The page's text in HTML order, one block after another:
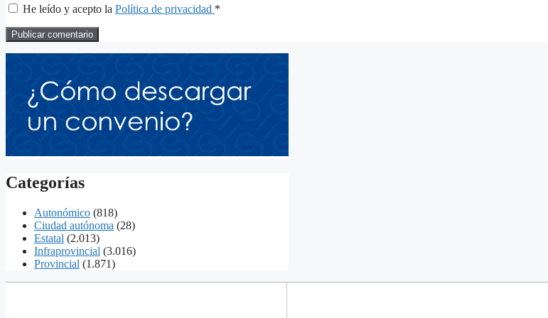
He leído y acepto la Política de privacidad *
Categorías
Autonómico (818)
Ciudad autónoma (28)
Estatal (2.013)
Infraprovincial (3.016)
Provincial (1.871)